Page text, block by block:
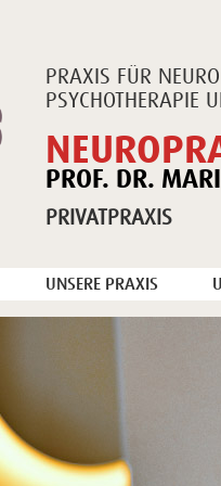
PRAXIS FÜR
PSYCHOTHERAPIE
PROF. DR.
PRIVATPRAXIS
UNSERE PRAXIS